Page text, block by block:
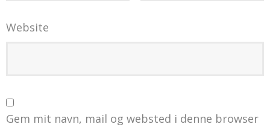
Website
Gem mit navn, mail og websted i denne browser